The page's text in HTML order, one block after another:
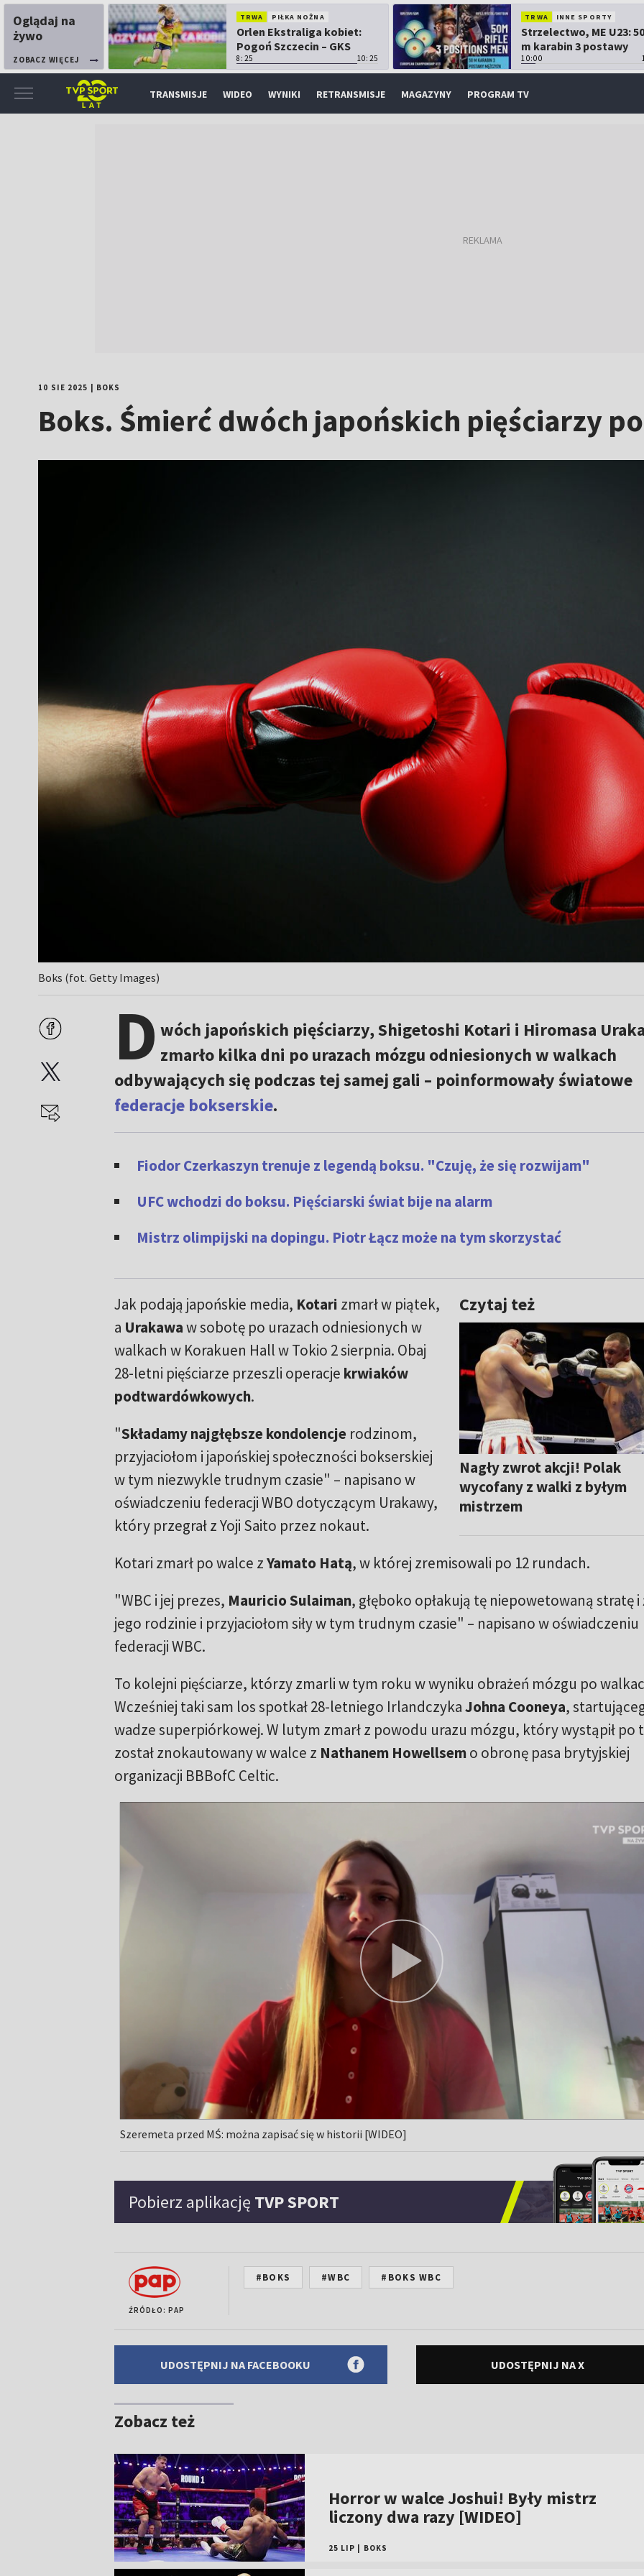
Oglądaj na
żywo
ZOBACZ WIĘCEJ
TRWA PIŁKA NOŻNA
Orlen Ekstraliga kobiet:
Pogoń Szczecin – GKS
Górnik Łęczna
8:25 10:25
TRWA INNE SPORTY
Strzelectwo, ME U23:
m karabin 3 postawy
mężczyzn
10:00
TRANSMISJE WIDEO WYNIKI RETRANSMISJE MAGAZYNY PROGRAM TV
10 SIE 2025 BOKS
Boks. Śmierć dwóch japońskich pięściarzy
Boks (fot. Getty Images)
D wóch japońskich pięściarzy, Shigetoshi Kotari i Hiromasa
zmarło kilka dni po urazach mózgu odniesionych w walkach
odbywających się podczas tej samej gali – poinformowały światowe
federacje bokserskie.
Fiodor Czerkaszyn trenuje z legendą boksu. "Czuję, że się rozwijam"
UFC wchodzi do boksu. Pięściarski świat bije na alarm
Mistrz olimpijski na dopingu. Piotr Łącz może na tym skorzystać
Czytaj też
Nagły zwrot akcji! Polak
wycofany z walki z byłym
mistrzem
Jak podają japońskie media, Kotari zmarł w piątek,
a Urakawaw sobotę po urazach odniesionych w
walkach w Korakuen Hall w Tokio 2 sierpnia. Obaj
28-letni pięściarze przeszli operacje krwiaków
podtwardówkowych.
"Składamy najgłębsze kondolencjerodzinom,
przyjaciołom i japońskiej społeczności bokserskiej
w tym niezwykle trudnym czasie" – napisano w
oświadczeniu federacji WBO dotyczącym Urakawy,
który przegrał z Yoji Saito przez nokaut.
Kotari zmarł po walce zYamato Hatą, w której zremisowali po 12 rundach.
"WBC i jej prezes, Mauricio Sulaiman, głęboko opłakują tę niepowetowaną stratę i
jego rodzinie i przyjaciołom siły w tym trudnym czasie" – napisano w oświadczeniu
federacji WBC.
To kolejni pięściarze, którzy zmarli w tym roku w wyniku obrażeń mózgu po
Wcześniej taki sam los spotkał 28-letniego IrlandczykaJohna Cooneya,
wadze superpiórkowej. W lutym zmarł z powodu urazu mózgu, który wystąpił po
został znokautowany w walce z Nathanem Howellsemo obronę pasa brytyjskiej
organizacji BBBofC Celtic.
Szeremeta przed MŚ: można zapisać się w historii [WIDEO]
Pobierz aplikację TVP SPORT
ŹRÓDŁO: PAP
#BOKS #WBC #BOKS WBC
UDOSTĘPNIJ NA FACEBOOKU UDOSTĘPNIJ NA X
Zobacz też
Horror w walce Joshui! Były mistrz
liczony dwa razy [WIDEO]
25 LIP BOKS